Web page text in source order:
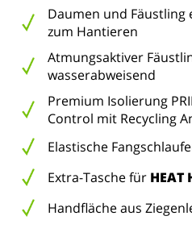
Daumen und Fäustling
zum Hantieren
Atmungsaktiver
wasserabweisend
Premium Isolierung
Control mit Recycling
Elastische
Extra-Tasche für
Handfläche aus